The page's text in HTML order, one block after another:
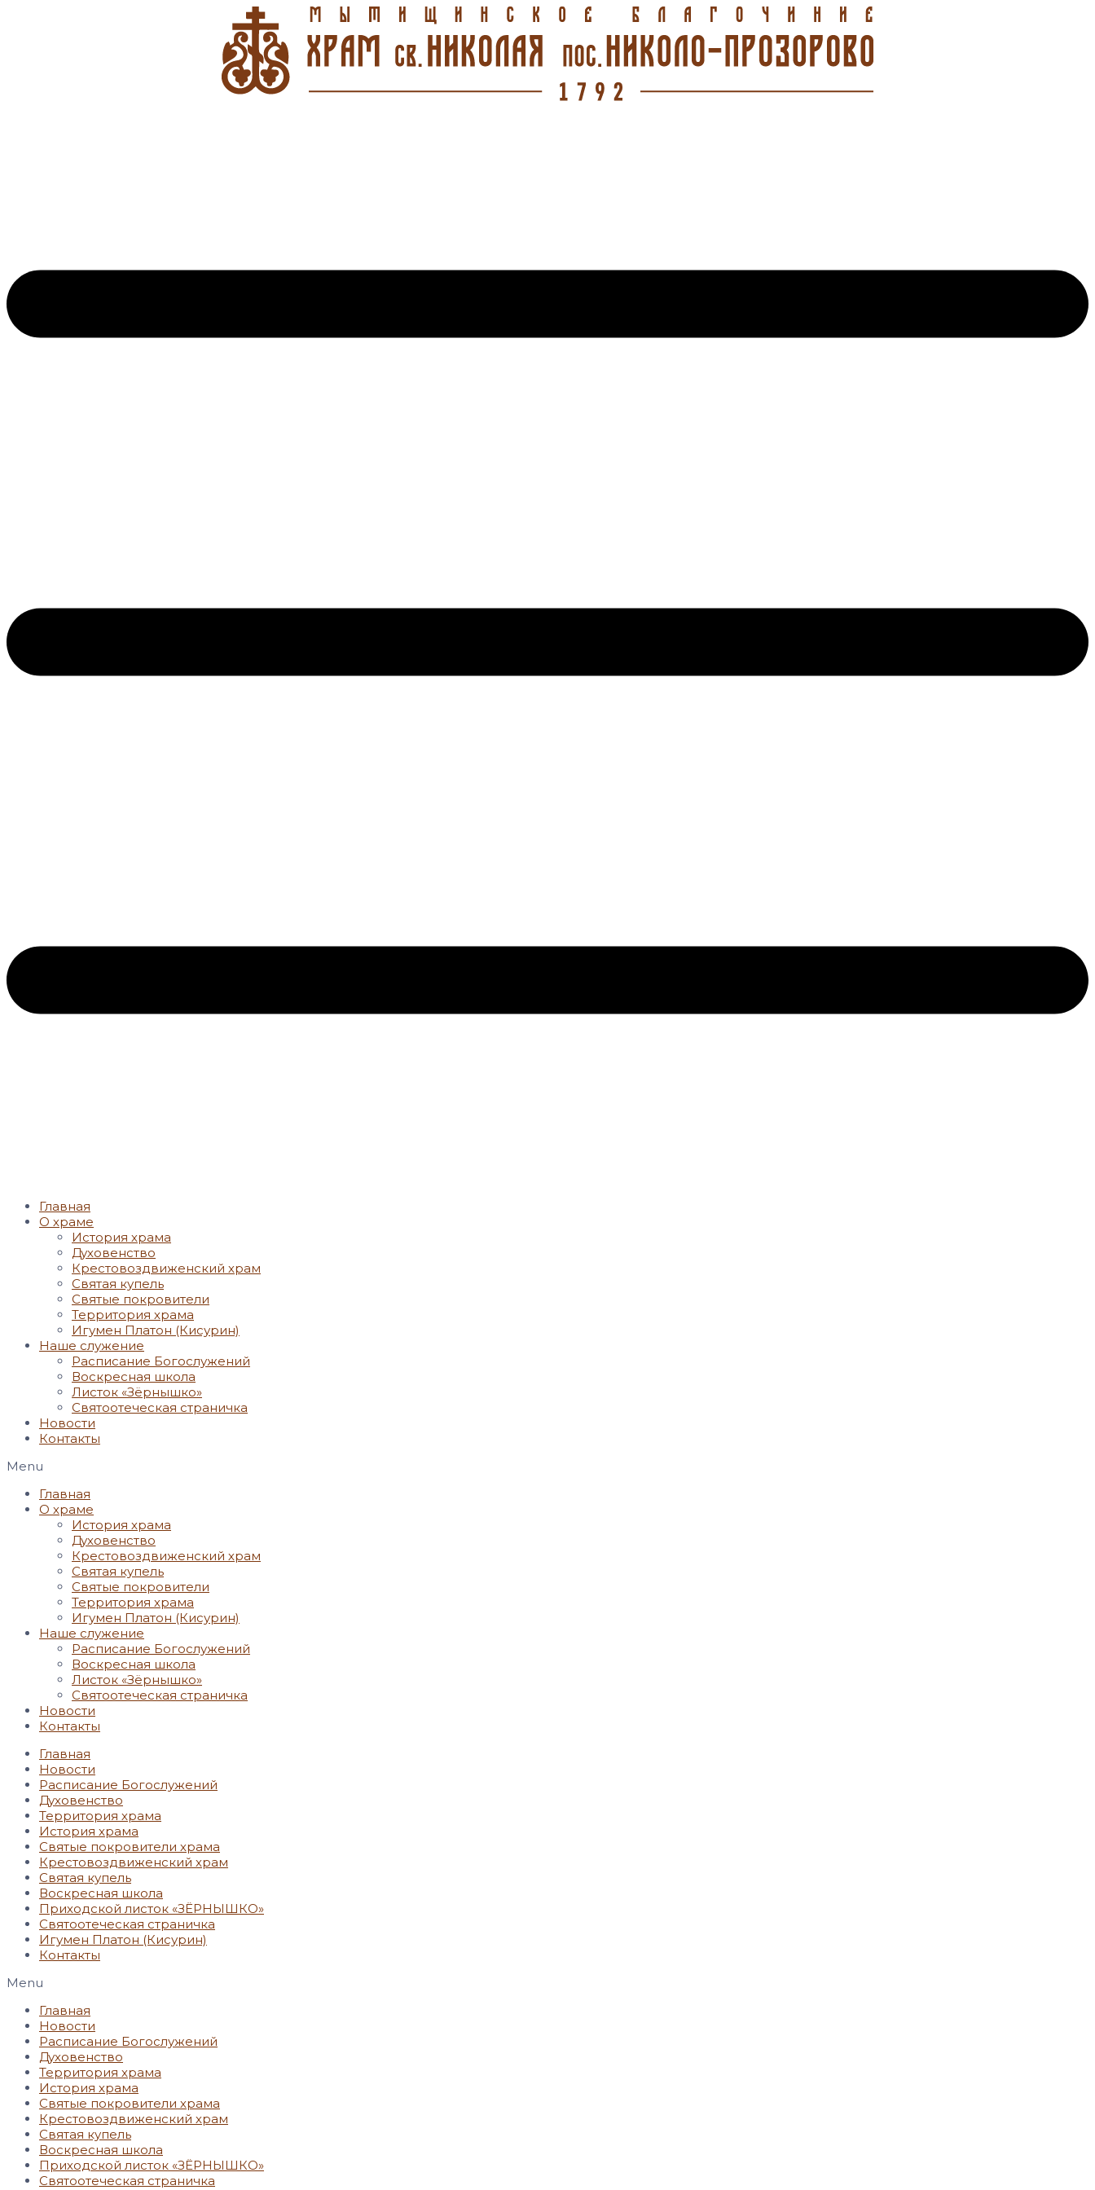
Главная
О храме
История храма
Духовенство
Крестовоздвиженский храм
Святая купель
Святые покровители
Территория храма
Игумен Платон (Кисурин)
Наше служение
Расписание Богослужений
Воскресная школа
Листок «Зёрнышко»
Святоотеческая страничка
Новости
Контакты
Menu
Главная
О храме
История храма
Духовенство
Крестовоздвиженский храм
Святая купель
Святые покровители
Территория храма
Игумен Платон (Кисурин)
Наше служение
Расписание Богослужений
Воскресная школа
Листок «Зёрнышко»
Святоотеческая страничка
Новости
Контакты
Главная
Новости
Расписание Богослужений
Духовенство
Территория храма
История храма
Святые покровители храма
Крестовоздвиженский храм
Святая купель
Воскресная школа
Приходской листок «ЗЁРНЫШКО»
Святоотеческая страничка
Игумен Платон (Кисурин)
Контакты
Menu
Главная
Новости
Расписание Богослужений
Духовенство
Территория храма
История храма
Святые покровители храма
Крестовоздвиженский храм
Святая купель
Воскресная школа
Приходской листок «ЗЁРНЫШКО»
Святоотеческая страничка